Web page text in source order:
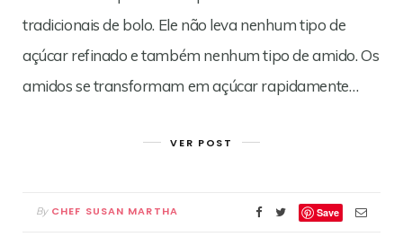
tradicionais de bolo. Ele não leva nenhum tipo de
açúcar refinado e também nenhum tipo de amido. Os
amidos se transformam em açúcar rapidamente…
VER POST
By CHEF SUSAN MARTHA Save